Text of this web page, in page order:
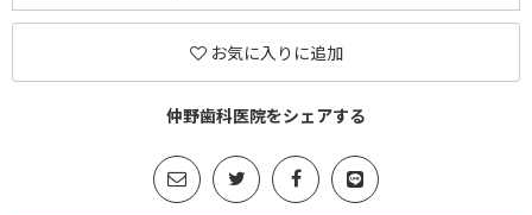
お気に入りに追加
仲野歯科医院をシェアする